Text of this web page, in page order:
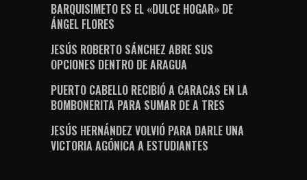
BARQUISIMETO ES EL «DULCE HOGAR» DE
ÁNGEL FLORES
JESÚS ROBERTO SÁNCHEZ ABRE SUS
OPCIONES DENTRO DE ARAGUA
PUERTO CABELLO RECIBIÓ A CARACAS EN LA
BOMBONERITA PARA SUMAR DE A TRES
JESÚS HERNÁNDEZ VOLVIÓ PARA DARLE UNA
VICTORIA AGÓNICA A ESTUDIANTES